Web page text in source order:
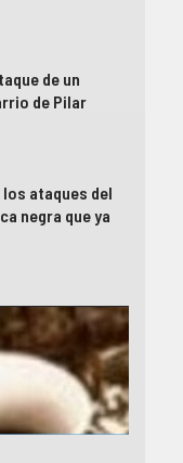
de un
de Pilar
ataques del
negra que ya